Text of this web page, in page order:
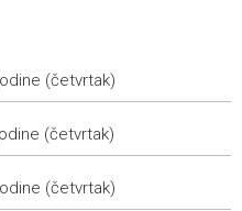
automobila - A Driving Force
iz BiH na graničnim
Orašje
godine (četvrtak)
od nestašica struje i
(četvrtak)
(četvrtak)
(četvrtak)